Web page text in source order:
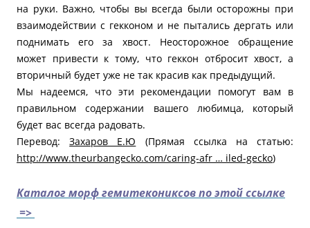
на руки. Важно, чтобы вы всегда были осторожны при
взаимодействии с гекконом и не пытались дергать или
поднимать его за хвост. Неосторожное обращение
может привести к тому, что геккон отбросит хвост, а
вторичный будет уже не так красив как предыдущий.
Мы надеемся, что эти рекомендации помогут вам в
правильном содержании вашего любимца, который
будет вас всегда радовать.
Перевод:Захаров Е.Ю (Прямая ссылка на статью:
http://www.theurbangecko.com/caring-afr … iled-gecko)
Каталог морф гемитекониксов по этой ссылке
=>